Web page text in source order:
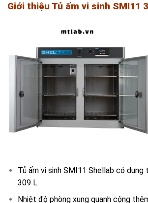
Giới thiệu Tủ ấm vi sinh SMI11
Tủ ấm vi sinh SMI11 Shellab có
309 L
Nhiệt độ phòng xung quanh cộng